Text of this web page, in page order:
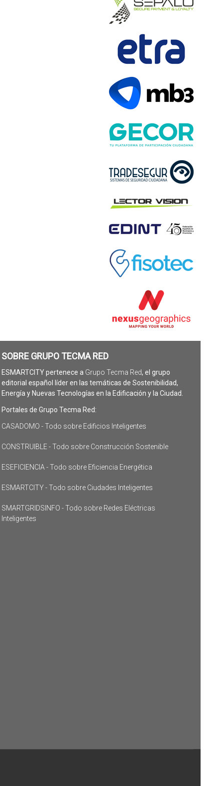
SOBRE GRUPO TECMA RED
ESMARTCITY pertenece a Grupo Tecma Red, el grupo
editorial español líder en las temáticas de Sostenibilidad,
Energía y Nuevas Tecnologías en la Edificación y la Ciudad.
Portales de Grupo Tecma Red:
CASADOMO - Todo sobre Edificios Inteligentes
CONSTRUIBLE - Todo sobre Construcción Sostenible
ESEFICIENCIA - Todo sobre Eficiencia Energética
ESMARTCITY - Todo sobre Ciudades Inteligentes
SMARTGRIDSINFO - Todo sobre Redes Eléctricas
Inteligentes